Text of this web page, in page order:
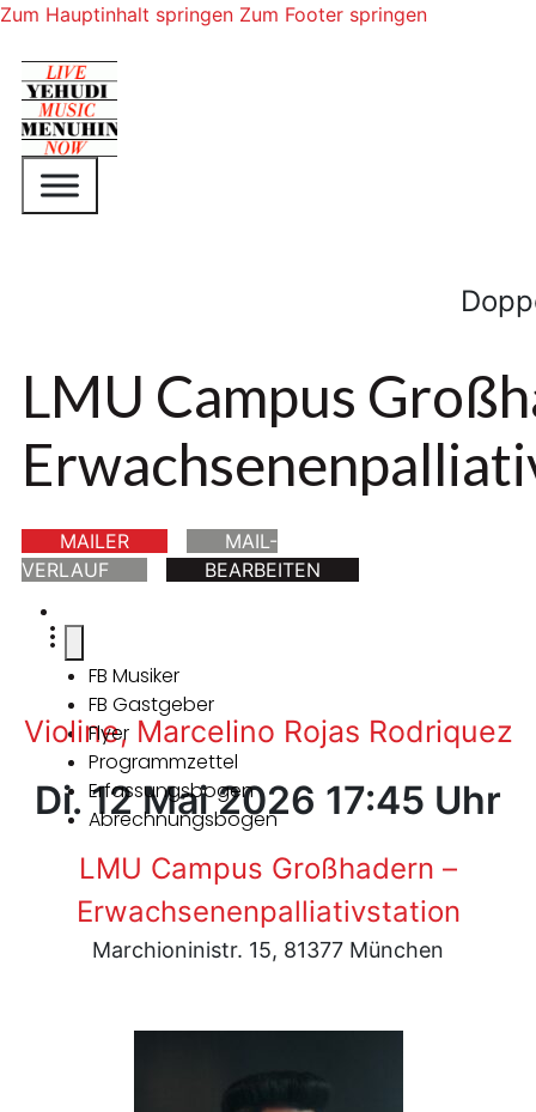
Zum Hauptinhalt springen Zum Footer springen
LMU Campus
MAILER
MAIL-
VERLAUF
BEARBEITEN
FB Musiker
FB Gastgeber
Flyer
Programmzettel
Erfassungsbogen
Abrechnungsbogen
Violine, Marcelino Rojas Rodriquez
Di. 12 Mai 2026 17:45 Uhr
LMU Campus Großhadern –
Erwachsenenpalliativstation
Marchioninistr. 15, 81377 München